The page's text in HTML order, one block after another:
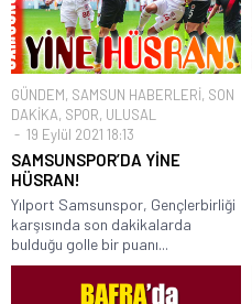
GÜNDEM, SAMSUN HABERLERİ, SON
DAKİKA, SPOR, ULUSAL
19 Eylül 2021 18:13
SAMSUNSPOR’DA YİNE
HÜSRAN!
Yılport Samsunspor, Gençlerbirliği
karşısında son dakikalarda
bulduğu golle bir puanı...